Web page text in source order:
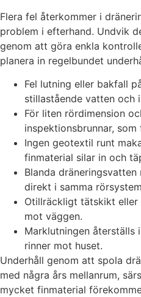
Flera fel återkommer i
problem i efterhand. Undvik
genom att göra enkla
planera in regelbundet
Fel lutning eller bakfall
stillastående vatten och
För liten rördimension
inspektionsbrunnar,
Ingen geotextil runt
finmaterial silar in och
Blanda
direkt i samma
Otillräckligt tätskikt eller
mot väggen.
Marklutningen
rinner mot huset.
Underhåll genom att spola
med några års mellanrum,
mycket finmaterial